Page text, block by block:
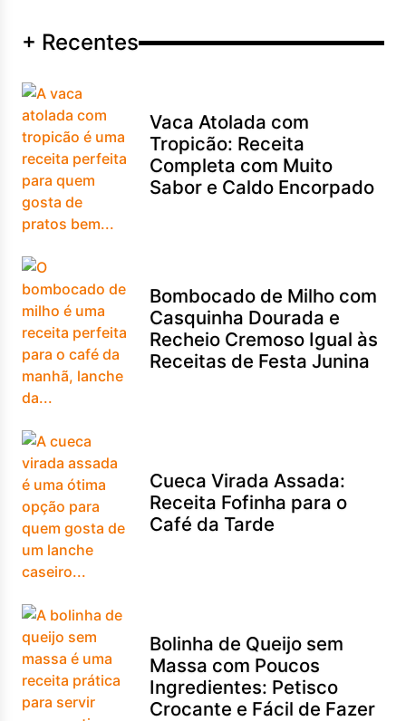
+ Recentes
Vaca Atolada com
Tropicão: Receita
Completa com Muito
Sabor e Caldo Encorpado
Bombocado de Milho com
Casquinha Dourada e
Recheio Cremoso Igual às
Receitas de Festa Junina
Cueca Virada Assada:
Receita Fofinha para o
Café da Tarde
Bolinha de Queijo sem
Massa com Poucos
Ingredientes: Petisco
Crocante e Fácil de Fazer